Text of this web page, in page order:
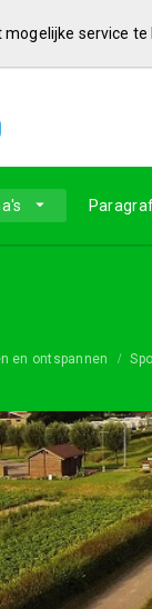
service
en ontspannen